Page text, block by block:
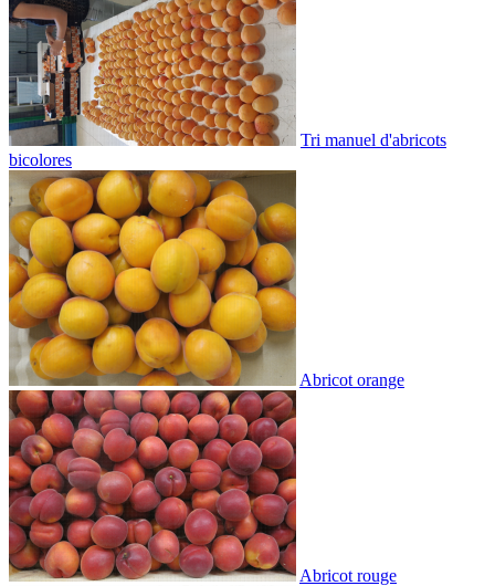
Tri manuel d'abricots
bicolores
Abricot orange
Abricot rouge